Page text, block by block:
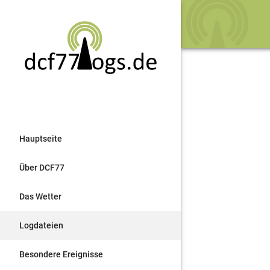
Hauptseite
Über DCF77
Das Wetter
Logdateien
Besondere Ereignisse